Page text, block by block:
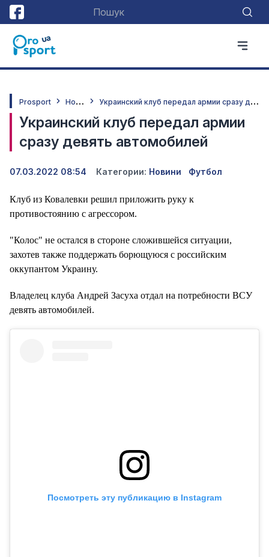
Prosport Н
овини У
краинский клуб передал армии сразу девять автомобилей
Украинский клуб передал армии
сразу девять автомобилей
07.03.2022 08:54 Категории: Новини Футбол
Клуб из Ковалевки решил приложить руку к
противостоянию с агрессором.
"Колос" не остался в стороне сложившейся ситуации,
захотев также поддержать борющуюся с российским
оккупантом Украину.
Владелец клуба Андрей Засуха отдал на потребности ВСУ
девять автомобилей.
Посмотреть эту публикацию в Instagram